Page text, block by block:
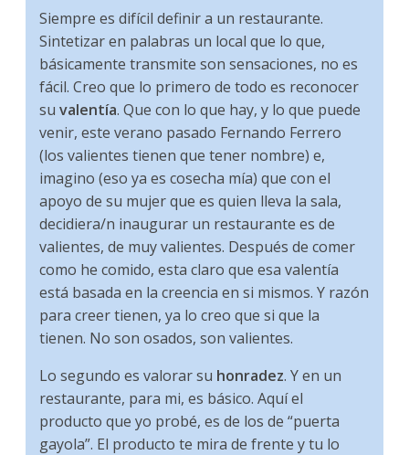
Siempre es difícil definir a un restaurante.
Sintetizar en palabras un local que lo que,
básicamente transmite son sensaciones, no es
fácil. Creo que lo primero de todo es reconocer
suvalentía. Que con lo que hay, y lo que puede
venir, este verano pasado Fernando Ferrero
(los valientes tienen que tener nombre) e,
imagino (eso ya es cosecha mía) que con el
apoyo de su mujer que es quien lleva la sala,
decidiera/n inaugurar un restaurante es de
valientes, de muy valientes. Después de comer
como he comido, esta claro que esa valentía
está basada en la creencia en si mismos. Y razón
para creer tienen, ya lo creo que si que la
tienen. No son osados, son valientes.
Lo segundo es valorar su honradez. Y en un
restaurante, para mi, es básico. Aquí el
producto que yo probé, es de los de “puerta
gayola”. El producto te mira de frente y tu lo